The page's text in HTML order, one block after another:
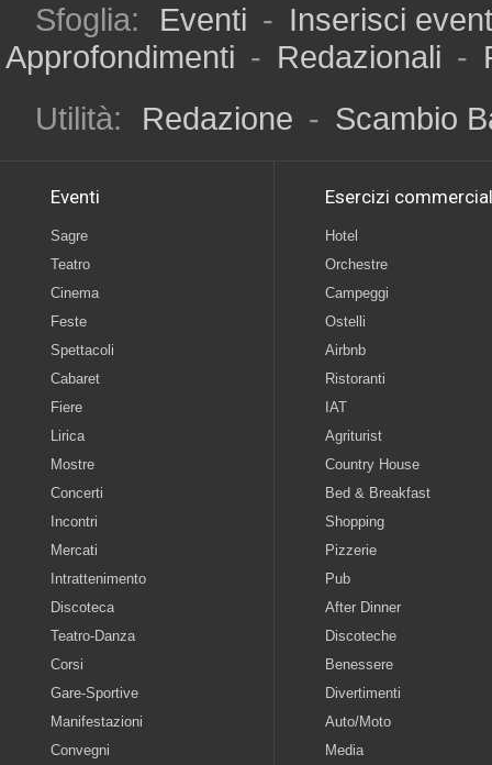
Sfoglia: Eventi - Inserisci
Approfondimenti - Redazionali -
Utilità:
Redazione - Scambio
Eventi
Sagre
Teatro
Cinema
Feste
Spettacoli
Cabaret
Fiere
Lirica
Mostre
Concerti
Incontri
Mercati
Intrattenimento
Discoteca
Teatro-Danza
Corsi
Gare-Sportive
Manifestazioni
Convegni
Esercizi
Hotel
Orchestre
Campeggi
Ostelli
Airbnb
Ristoranti
IAT
Agriturist
Country House
Bed & Breakfast
Shopping
Pizzerie
Pub
After Dinner
Discoteche
Benessere
Divertimenti
Auto/Moto
Media